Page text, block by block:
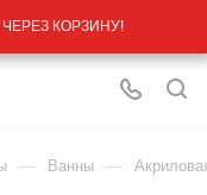
КОРЗИНУ!
— Ванны —